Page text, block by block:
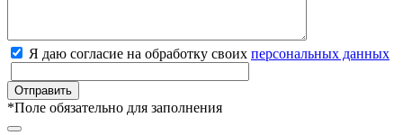
Я даю согласие на обработку своих персональных данных
*Поле обязательно для заполнения